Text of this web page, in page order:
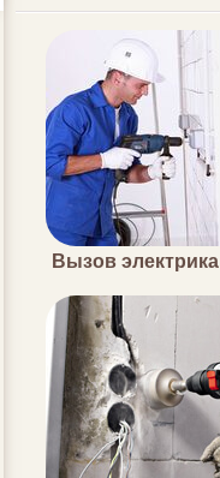
Вызов электрика